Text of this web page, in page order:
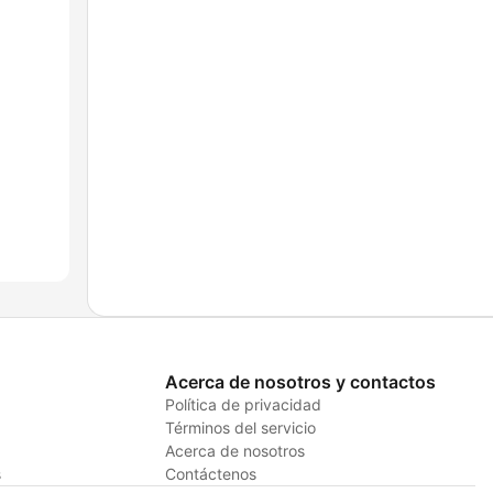
Acerca de nosotros y contactos
Política de privacidad
Términos del servicio
Acerca de nosotros
Contáctenos